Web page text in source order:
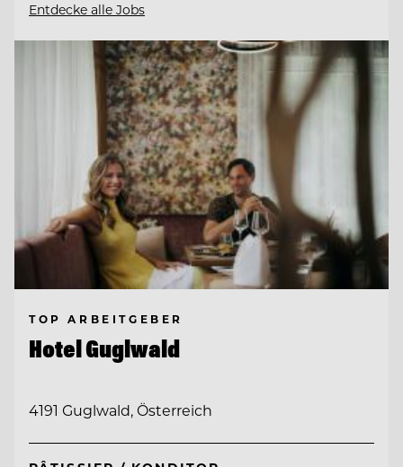
Entdecke alle Jobs
TOP ARBEITGEBER
Hotel Guglwald
4191 Guglwald, Österreich